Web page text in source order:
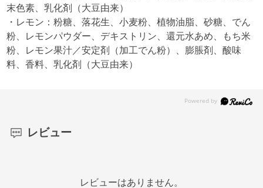
末色素、乳化剤（大豆由来）
・レモン：粉糖、落花生、小麦粉、植物油脂、砂糖、でん
粉、レモンパウダー、デキストリン、還元水あめ、もち米
粉、レモン果汁／安定剤（加工でん粉）、膨脹剤、酸味
料、香料、乳化剤（大豆由来）
レビュー
レビューはありません。